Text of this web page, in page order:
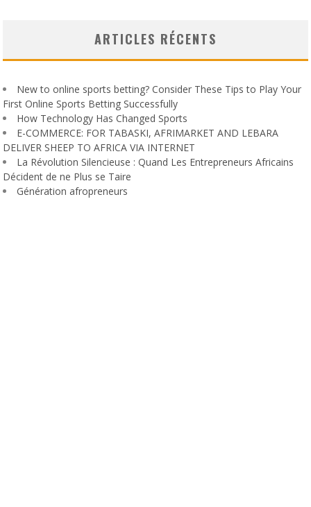
ARTICLES RÉCENTS
New to online sports betting? Consider These Tips to Play Your
First Online Sports Betting Successfully
How Technology Has Changed Sports
E-COMMERCE: FOR TABASKI, AFRIMARKET AND LEBARA
DELIVER SHEEP TO AFRICA VIA INTERNET
La Révolution Silencieuse : Quand Les Entrepreneurs Africains
Décident de ne Plus se Taire
Génération afropreneurs